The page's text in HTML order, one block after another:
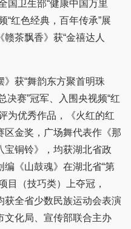
国卫生部“健康中国万里
“红色经典，百年传承”展
茶飘香》获“金禧达人
获“舞韵东方聚首明珠
决赛”冠军、入围央视频“红
为优秀作品，《火红的红
区金奖，广场舞代表作《那
宝铜铃》，均获湖北省政
《山鼓魂》在湖北省“第
目（技巧类）上夺冠，
获全省少数民族运动会表演
文化局、宣传部联合主办